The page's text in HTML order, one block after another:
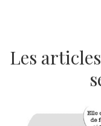
Les